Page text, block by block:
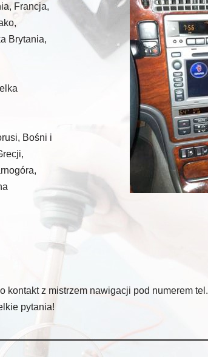
Francja,
Brytania,
Bośni i
kontakt z mistrzem nawigacji pod numerem tel.
pytania!